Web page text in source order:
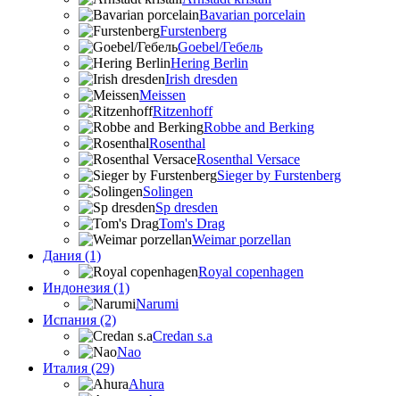
Bavarian porcelain
Furstenberg
Goebel/Гебель
Hering Berlin
Irish dresden
Meissen
Ritzenhoff
Robbe and Berking
Rosenthal
Rosenthal Versace
Sieger by Furstenberg
Solingen
Sp dresden
Tom's Drag
Weimar porzellan
Дания (1)
Royal copenhagen
Индонезия (1)
Narumi
Испания (2)
Credan s.a
Nao
Италия (29)
Ahura